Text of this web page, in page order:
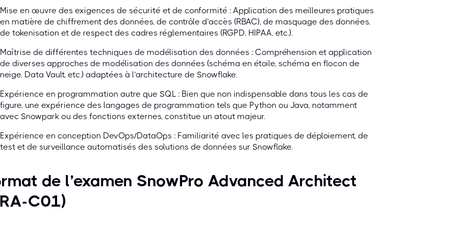
Mise en œuvre des exigences de sécurité et de conformité : Application des meilleures pratiques
en matière de chiffrement des données, de contrôle d’accès (RBAC), de masquage des données,
de tokenisation et de respect des cadres réglementaires (RGPD, HIPAA, etc.).
Maîtrise de différentes techniques de modélisation des données : Compréhension et application
de diverses approches de modélisation des données (schéma en étoile, schéma en flocon de
neige, Data Vault, etc.) adaptées à l’architecture de Snowflake.
Expérience en programmation autre que SQL : Bien que non indispensable dans tous les cas de
figure, une expérience des langages de programmation tels que Python ou Java, notamment
avec Snowpark ou des fonctions externes, constitue un atout majeur.
Expérience en conception DevOps/DataOps : Familiarité avec les pratiques de déploiement, de
test et de surveillance automatisés des solutions de données sur Snowflake.
de l’examen SnowPro Advanced Architect
C01)